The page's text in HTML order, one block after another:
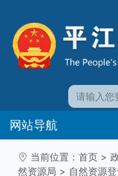
网站导航
当前位置： 首页 >
然资源局 > 自然资源